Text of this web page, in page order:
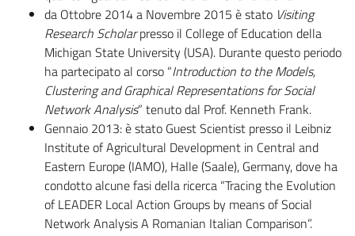
da Ottobre 2014 a Novembre 2015 è stato Visiting
Research Scholarpresso il College of Education della
Michigan State University (USA). Durante questo periodo
ha partecipato al corso “Introduction to the Models,
Clustering and Graphical Representations for Social
Network Analysis” tenuto dal Prof. Kenneth Frank.
Gennaio 2013: è stato Guest Scientist presso il Leibniz
Institute of Agricultural Development in Central and
Eastern Europe (IAMO), Halle (Saale), Germany, dove ha
condotto alcune fasi della ricerca “Tracing the Evolution
of LEADER Local Action Groups by means of Social
Network Analysis A Romanian Italian Comparison”.